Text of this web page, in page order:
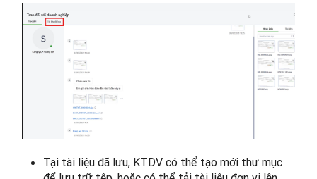
Tại tài liệu đã lưu, KTDV có thể tạo mới thư mục